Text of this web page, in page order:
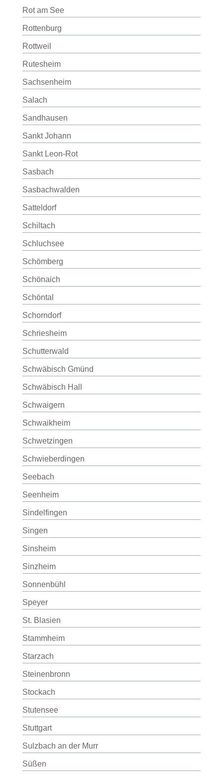
Rot am See
Rottenburg
Rottweil
Rutesheim
Sachsenheim
Salach
Sandhausen
Sankt Johann
Sankt Leon-Rot
Sasbach
Sasbachwalden
Satteldorf
Schiltach
Schluchsee
Schömberg
Schönaich
Schöntal
Schorndorf
Schriesheim
Schutterwald
Schwäbisch Gmünd
Schwäbisch Hall
Schwaigern
Schwaikheim
Schwetzingen
Schwieberdingen
Seebach
Seenheim
Sindelfingen
Singen
Sinsheim
Sinzheim
Sonnenbühl
Speyer
St. Blasien
Stammheim
Starzach
Steinenbronn
Stockach
Stutensee
Stuttgart
Sulzbach an der Murr
Süßen